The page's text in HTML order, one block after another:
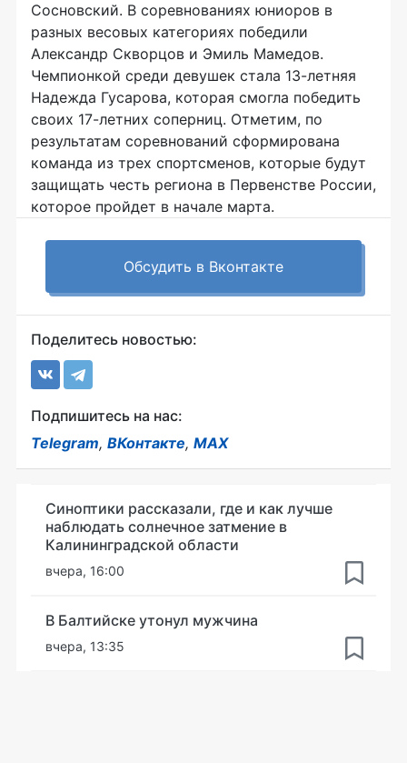
Сосновский. В соревнованиях юниоров в
разных весовых категориях победили
Александр Скворцов и Эмиль Мамедов.
Чемпионкой среди девушек стала 13-летняя
Надежда Гусарова, которая смогла победить
своих 17-летних соперниц. Отметим, по
результатам соревнований сформирована
команда из трех спортсменов, которые будут
защищать честь региона в Первенстве России,
которое пройдет в начале марта.
Обсудить в Вконтакте
Поделитесь новостью:
Подпишитесь на нас:
Telegram, ВКонтакте, MAX
Синоптики рассказали, где и как лучше
наблюдать солнечное затмение в
Калининградской области
вчера, 16:00
В Балтийске утонул мужчина
вчера, 13:35